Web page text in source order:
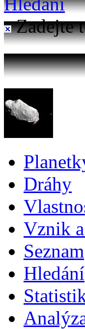
Zadejte
Dráhy
Vznik
Seznam
Hledání